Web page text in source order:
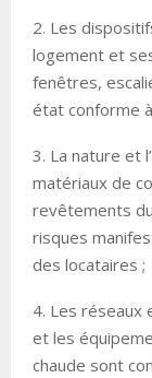
2. Les
logement et
fenêtres,
état conforme
3. La nature et
matériaux de
revêtements
risques
des locataires ;
4. Les réseaux
et les
chaude sont